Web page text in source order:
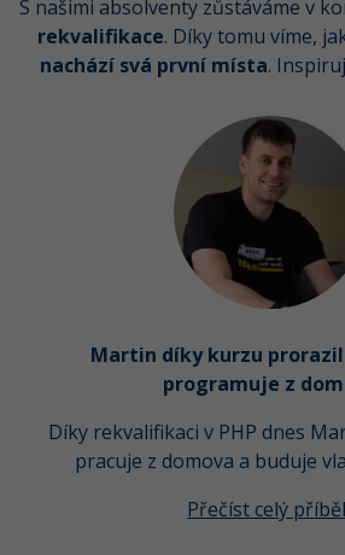
S našimi absolventy zůstáváme v
rekvalifikace. Díky tomu víme,
nachází svá první místa.
Martin díky kurzu prorazil
programuje z
Díky rekvalifikaci v PHP dnes
pracuje z domova a buduje
Přečíst celý